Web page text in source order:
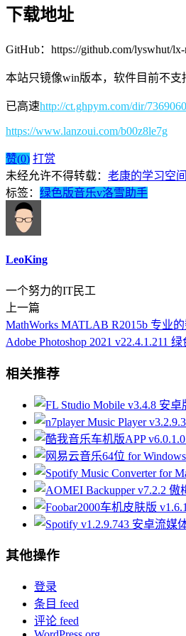
下载地址
GitHub：https://github.com/lyswhut/lx-
本站只镜像win版本，软件目前不支
已高速http://ct.ghpym.com/dir/
https://www.lanzoui.com/b00z8le7g
赞(0) 打赏
未经允许不得转载： 老康的学习空间
标签： 绿色版音乐v洛雪助手
LeoKing
一个努力的IT民工
上一篇
MathWorks MATLAB R2015b 专业
Adobe Photoshop 2021 v22.4.1.211​​​​
相关推荐
其他操作
登录
条目 feed
评论 feed